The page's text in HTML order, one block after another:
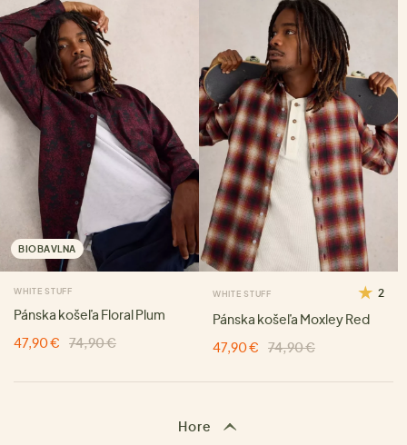
BIOBAVLNA
WHITE STUFF
Pánska košeľa Floral Plum
47,90 €
74,90 €
WHITE STUFF 2
Pánska košeľa Moxley Red
47,90 €
74,90 €
Hore